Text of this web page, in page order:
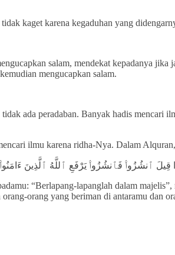
kaget karena kegaduhan yang
salam, mendekat kepadanya
mengucapkan salam.
ada peradaban. Banyak hadis mencari
ilmu karena ridha-Nya. Dalam
ٱنشُزُوا۟ فَٱنشُزُوا۟ يَرْفَعِ ٱللَّهُ ٱلَّذِينَ
“Berlapang-lapanglah dalam
orang yang beriman di antaramu dan